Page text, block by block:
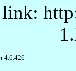
link:
4.6.426